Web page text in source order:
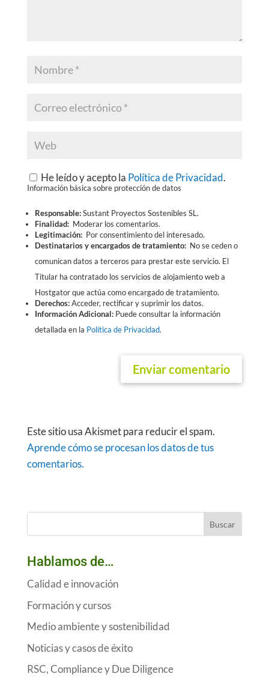
He leído y acepto la Política de Privacidad.
Información básica sobre protección de datos
Responsable:Sustant Proyectos Sostenibles SL.
Finalidad:Moderar los comentarios.
Legitimación:Por consentimiento del interesado.
Destinatarios y encargados de tratamiento:No se ceden o
comunican datos a terceros para prestar este servicio. El
Titular ha contratado los servicios de alojamiento web a
Hostgator que actúa como encargado de tratamiento.
Derechos:Acceder, rectificar y suprimir los datos.
Información Adicional:Puede consultar la información
detallada en la Política de Privacidad.
Este sitio usa Akismet para reducir el spam.
Aprende cómo se procesan los datos de tus
comentarios.
Hablamos de…
Calidad e innovación
Formación y cursos
Medio ambiente y sostenibilidad
Noticias y casos de éxito
RSC, Compliance y Due Diligence